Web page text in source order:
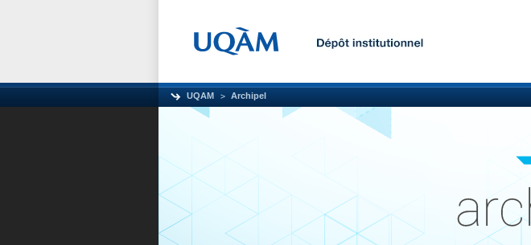
UQAM Archipel